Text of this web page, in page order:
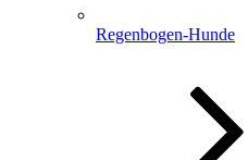
Regenbogen-Hunde